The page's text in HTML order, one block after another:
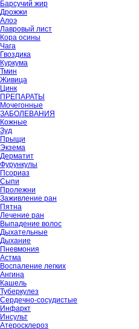
Барсучий жир
Дрожжи
Алоэ
Лавровый лист
Кора осины
Чага
Гвоздика
Куркума
Тмин
Живица
Цинк
ПРЕПАРАТЫ
Мочегонные
ЗАБОЛЕВАНИЯ
Кожные
Зуд
Прыщи
Экзема
Дерматит
Фурункулы
Псориаз
Сыпи
Пролежни
Заживление ран
Пятна
Лечение ран
Выпадение волос
Дыхательные
Дыхание
Пневмония
Астма
Воспаление легких
Ангина
Кашель
Туберкулез
Сердечно-сосудистые
Инфаркт
Инсульт
Атеросклероз